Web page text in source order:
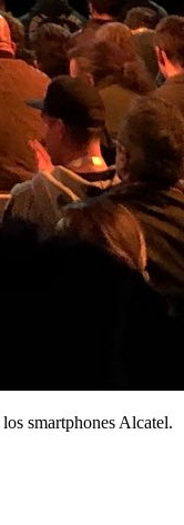
smartphones Alcatel.